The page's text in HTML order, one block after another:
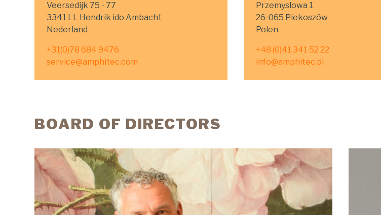
Veersedijk 75 - 77
3341 LL Hendrik ido Ambacht
Nederland
+31(0)78 684 9476
service@amphitec.com
Przemyslowa 1
26-065 Piekoszów
Polen
+48 (0)41 341 52 22
info@amphitec.pl
BOARD OF DIRECTORS